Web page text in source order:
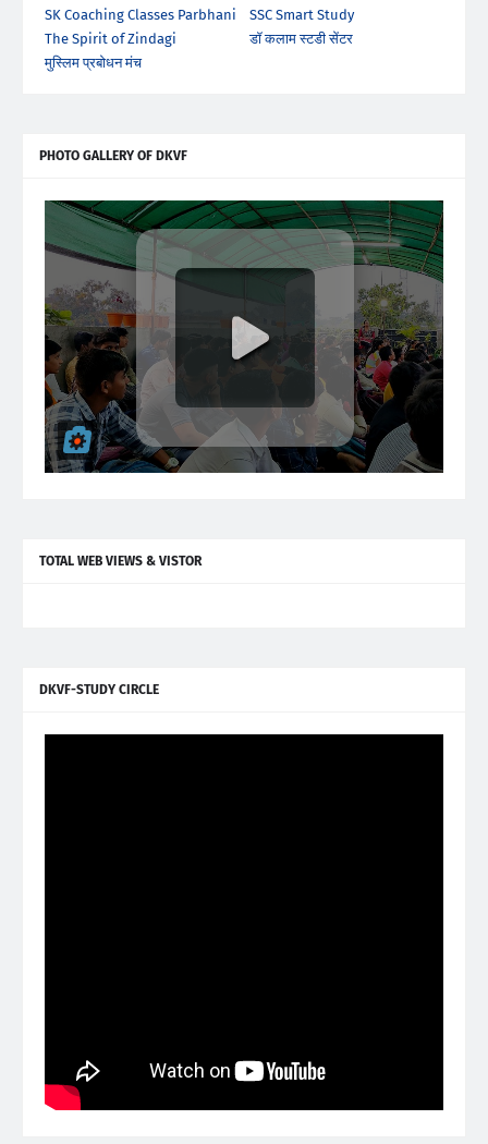
SK Coaching Classes Parbhani
SSC Smart Study
The Spirit of Zindagi
डॉ कलाम स्टडी सेंटर
मुस्लिम प्रबोधन मंच
PHOTO GALLERY OF DKVF
TOTAL WEB VIEWS & VISTOR
DKVF-STUDY CIRCLE